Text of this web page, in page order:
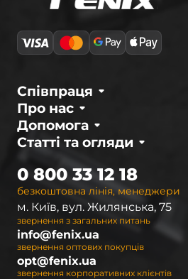
Про нас
Співпраця
Статті та огляди
Допомога
безкоштовна лінія, менеджери
0 800 33 12 18
м. Київ, вул. Жилянська, 75
звернення з загальних питань
info@fenix.ua
звернення оптових покупців
opt@fenix.ua
звернення корпоративних клієнтів